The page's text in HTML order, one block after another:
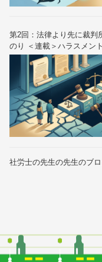
第2回：法律より先に裁
のり ＜連載＞ハラスメン
読み解く（全6回）
社労士の先生の先生のブ